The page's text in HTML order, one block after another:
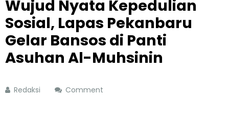
Wujud Nyata Kepedulian
Sosial, Lapas Pekanbaru
Gelar Bansos di Panti
Asuhan Al-Muhsinin
Redaksi Comment